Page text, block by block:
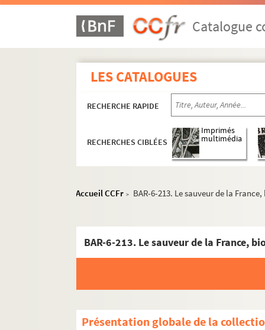
Catalogue
LES CATALOGUES
RECHERCHE RAPIDE
RECHERCHES CIBLÉES
Imprimés
multimédia
Accueil CCFr > BAR-6-213. Le sauveur de la
BAR-6-213. Le sauveur de la France,
Présentation globale de la
Gaillard fils
Gastineau
A. Gilbert
Garson V (Editeur)
Gill. André
Grenier et Robert
Grévin
Grognet, éditeur
H.B. (Henri Boutet)
Herluison
Houssot